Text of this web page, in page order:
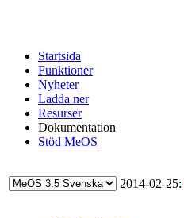
Startsida
Funktioner
Nyheter
Ladda ner
Resurser
Dokumentation
Stöd MeOS
2014-02-25: